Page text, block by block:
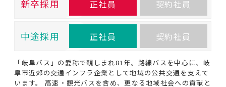
新卒採用 正社員 契約社員
中途採用 正社員 契約社員
「岐阜バス」の愛称で親しまれ81年。路線バスを中心に、岐
阜市近郊の交通インフラ企業として地域の公共交通を支えて
います。 高速・観光バスを含め、更なる地域社会への貢献と